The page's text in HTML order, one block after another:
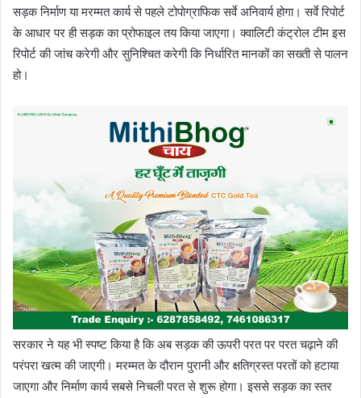
सड़क निर्माण या मरम्मत कार्य से पहले टोपोग्राफिक सर्वे अनिवार्य होगा। सर्वे रिपोर्ट
के आधार पर ही सड़क का प्रोफाइल तय किया जाएगा। क्वालिटी कंट्रोल टीम इस
रिपोर्ट की जांच करेगी और सुनिश्चित करेगी कि निर्धारित मानकों का सख्ती से पालन
हो।
सरकार ने यह भी स्पष्ट किया है कि अब सड़क की ऊपरी परत पर परत चढ़ाने की
परंपरा खत्म की जाएगी। मरम्मत के दौरान पुरानी और क्षतिग्रस्त परतों को हटाया
जाएगा और निर्माण कार्य सबसे निचली परत से शुरू होगा। इससे सड़क का स्तर